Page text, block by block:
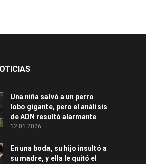
Una niña salvó a un perro
lobo gigante, pero el análisis
de ADN resultó alarmante
12.01.2026
En una boda, su hijo insultó a
su madre, y ella le quitó el